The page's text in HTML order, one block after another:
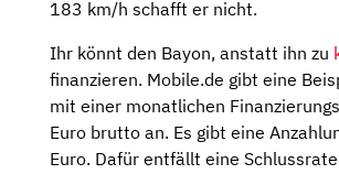
183 km/h schafft er nicht.
Ihr könnt den Bayon, anstatt ihn zu
finanzieren. Mobile.de gibt eine
mit einer monatlichen
Euro brutto an. Es gibt eine
Euro. Dafür entfällt eine